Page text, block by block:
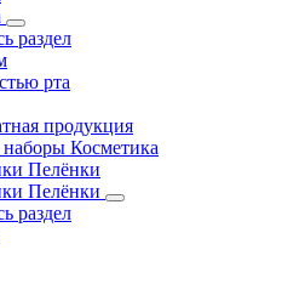
раздел
рта
продукция
Косметика
Пелёнки
Пелёнки
раздел